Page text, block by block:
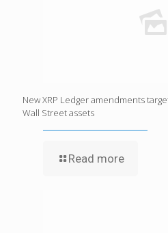
New XRP Ledger amendments
Wall Street assets
Read more